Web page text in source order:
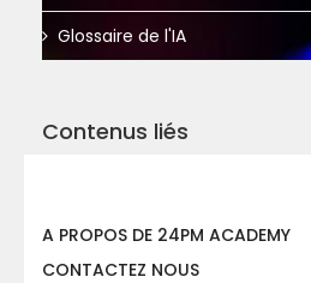
Glossaire de l'IA
Contenus liés
A PROPOS DE 24PM ACADEMY
CONTACTEZ NOUS